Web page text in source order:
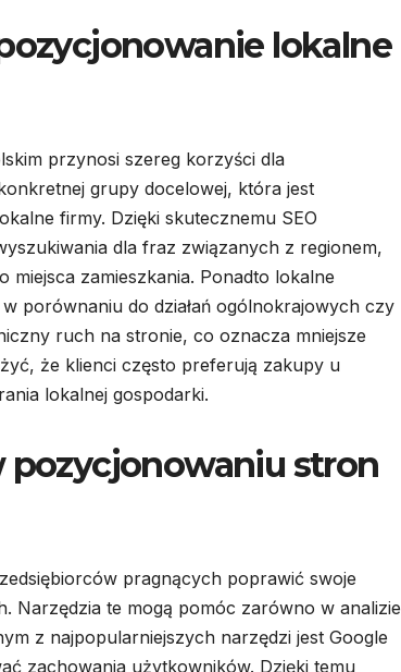
lokalne
przynosi szereg korzyści dla
grupy docelowej, która jest
firmy. Dzięki skutecznemu SEO
dla fraz związanych z regionem,
zamieszkania. Ponadto lokalne
porównaniu do działań ogólnokrajowych czy
ruch na stronie, co oznacza mniejsze
że klienci często preferują zakupy u
lokalnej gospodarki.
pozycjonowaniu stron
pragnących poprawić swoje
Narzędzia te mogą pomóc zarówno w analizie
z najpopularniejszych narzędzi jest Google
zachowania użytkowników. Dzięki temu